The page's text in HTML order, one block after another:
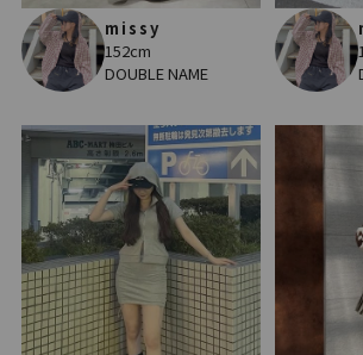
missy
152cm
DOUBLE NAME